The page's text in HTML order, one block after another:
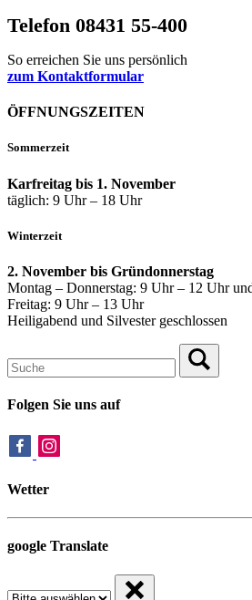
Telefon 08431 55-400
So erreichen Sie uns persönlich
zum Kontaktformular
ÖFFNUNGSZEITEN
Sommerzeit
Karfreitag bis 1. November
täglich: 9 Uhr – 18 Uhr
Winterzeit
2. November bis Gründonnerstag
Montag – Donnerstag: 9 Uhr – 12 Uhr
Freitag: 9 Uhr – 13 Uhr
Heiligabend und Silvester geschlossen
Folgen Sie uns auf
Wetter
google Translate